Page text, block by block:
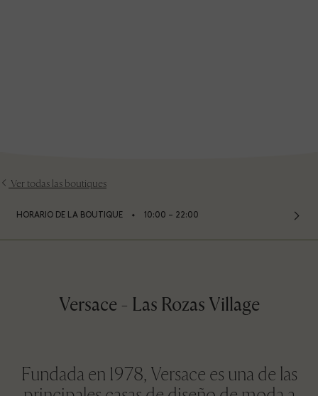
Ver todas las boutiques
HORARIO DE LA BOUTIQUE ⬩ 10:00 – 22:00
Versace - Las Rozas Village
Fundada en 1978, Versace es una de las